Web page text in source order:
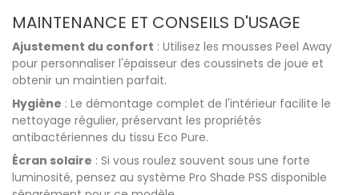
MAINTENANCE ET CONSEILS D'USAGE
Ajustement du confort : Utilisez les mousses Peel Away
pour personnaliser l'épaisseur des coussinets de joue et
obtenir un maintien parfait.
Hygiène : Le démontage complet de l'intérieur facilite le
nettoyage régulier, préservant les propriétés
antibactériennes du tissu Eco Pure.
Écran solaire : Si vous roulez souvent sous une forte
luminosité, pensez au système Pro Shade PSS disponible